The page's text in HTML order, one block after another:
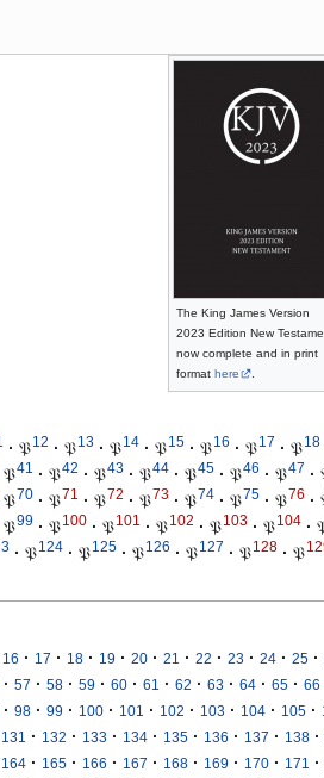
The King James Version
2023 Edition New
now complete and in print
format here .
· 𝔓12 · 𝔓13 · 𝔓14 · 𝔓15 · 𝔓16 · 𝔓17 · 𝔓18
𝔓41 · 𝔓42 · 𝔓43 · 𝔓44 · 𝔓45 · 𝔓46 · 𝔓47 ·
𝔓70 · 𝔓71 · 𝔓72 · 𝔓73 · 𝔓74 · 𝔓75 · 𝔓76 ·
𝔓99 · 𝔓100 · 𝔓101 · 𝔓102 · 𝔓103 · 𝔓104 ·
· 𝔓124 · 𝔓125 · 𝔓126 · 𝔓127 · 𝔓128 · 𝔓
16 · 17 · 18 · 19 · 20 · 21 · 22 · 23 · 24 · 25 ·
· 57 · 58 · 59 · 60 · 61 · 62 · 63 · 64 · 65 · 66
· 98 · 99 · 100 · 101 · 102 · 103 · 104 · 105 ·
131 · 132 · 133 · 134 · 135 · 136 · 137 · 138 ·
164 · 165 · 166 · 167 · 168 · 169 · 170 · 171 ·